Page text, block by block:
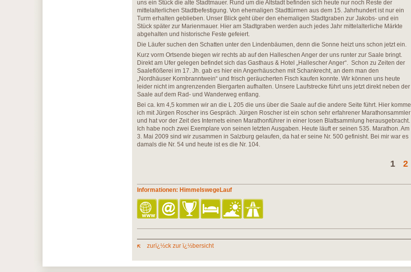
uns ein Stück die alte Stadtmauer. Rund um die Altstadt befinden sich heute nur noch Reste der
mittelalterlichen Stadtbefestigung. Von ehemaligen Stadttürmen aus dem 15. Jahrhundert ist nur ein
Turm erhalten geblieben. Unser Blick geht über den ehemaligen Stadtgraben zur Jakobs- und ein
Stück später zur Marienmauer. Hier am Stadtgraben werden auch jedes Jahr mittelalterliche Märkte
abgehalten und historische Feste gefeiert.
Die Läufer suchen den Schatten unter den Lindenbäumen, denn die Sonne heizt uns schon jetzt ein.
Kurz vorm Ortsende biegen wir rechts ab auf den Halleschen Anger der uns runter zur Saale bringt.
Direkt am Ufer gelegen befindet sich das Gasthaus & Hotel „Hallescher Anger“. Schon zu Zeiten der
Saaleflößerei im 17. Jh. gab es hier ein Angerhäuschen mit Schankrecht, an dem man den
„Nordhäuser Kornbranntwein“ und frisch geräucherten Fisch kaufen konnte. Wir können uns heute
leider nicht im angrenzenden Biergarten aufhalten. Unsere Laufstrecke führt uns jetzt direkt neben der
Saale auf dem Rad- und Wanderweg entlang.
Bei ca. km 4,5 kommen wir an die L 205 die uns über die Saale auf die andere Seite führt. Hier komme
ich mit Jürgen Roscher ins Gespräch. Jürgen Roscher ist ein schon sehr erfahrener Marathonsammler
und hat vor der Zeit des Internets einen Marathonführer in einer losen Blattsammlung herausgebracht.
Ich habe noch zwei Exemplare von seinen letzten Ausgaben. Heute läuft er seinen 535. Marathon. Am
3. Mai 2009 sind wir zusammen in Salzburg gelaufen, da hat er seine Nr. 500 gefinisht. Bei mir war es
damals die Nr. 54 und heute ist es die Nr. 104.
1 2
Informationen: HimmelswegeLauf
zurï¿½ck zur ï¿½bersicht